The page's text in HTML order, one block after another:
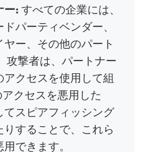
ー:すべての企業には、
パーティベンダー、
ー、その他のパート
攻撃者は、パートナー
クセスを使用して組
クセスを悪用した
てスピアフィッシング
することで、これら
できます。